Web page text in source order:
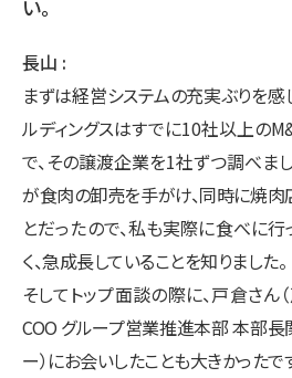
い。
長山
まずは経営システムの充実ぶりを感
ルディングスはすでに10社以上の
で、その譲渡企業を1社ずつ調べま
が食肉の卸売を手がけ、同時に焼肉
とだったので、私も実際に食べに行
く、急成長していることを知りました。
そしてトップ面談の際に、戸倉さ
COO グループ営業推進本部 本部長
ー）にお会いしたことも大きかったで